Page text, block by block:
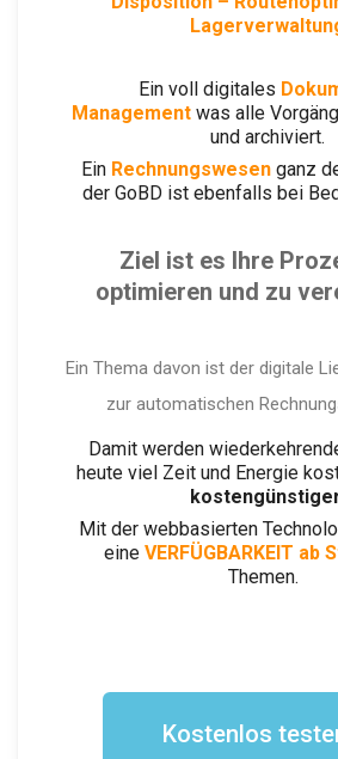
Ein voll digitales
Managementwas alle
und archiviert.
Ein Rechnungswesenganz
der GoBD ist ebenfalls bei
Ziel ist es Ihre
optimieren und zu
Ein Thema davon ist der digitale
zur automatischen
Damit werden
heute viel Zeit und Energie
Mit der webbasierten
eine VERFÜGBARKEIT ab
Themen.
Kostenlos